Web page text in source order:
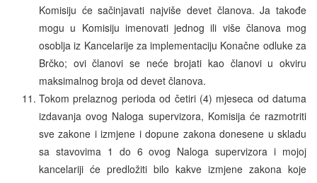
Komisiju će sačinjavati najviše devet članova. Ja takođe
mogu u Komisiju imenovati jednog ili više članova mog
osoblja iz Kancelarije za implementaciju Konačne odluke za
Brčko; ovi članovi se neće brojati kao članovi u okviru
maksimalnog broja od devet članova.
Tokom prelaznog perioda od četiri (4) mjeseca od datuma
izdavanja ovog Naloga supervizora, Komisija će razmotriti
sve zakone i izmjene i dopune zakona donesene u skladu
sa stavovima 1 do 6 ovog Naloga supervizora i mojoj
kancelariji će predložiti bilo kakve izmjene zakona koje